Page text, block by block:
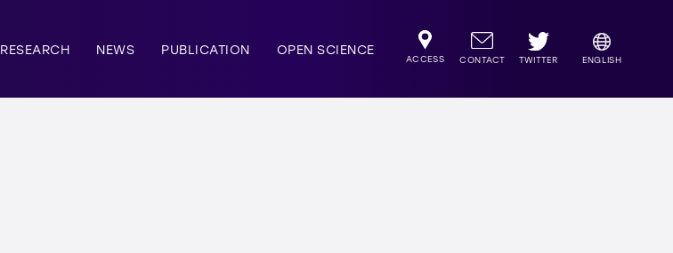
RESEARCH NEWS PUBLICATION OPEN SCIENCE
ACCESS CONTACT TWITTER ENGLISH